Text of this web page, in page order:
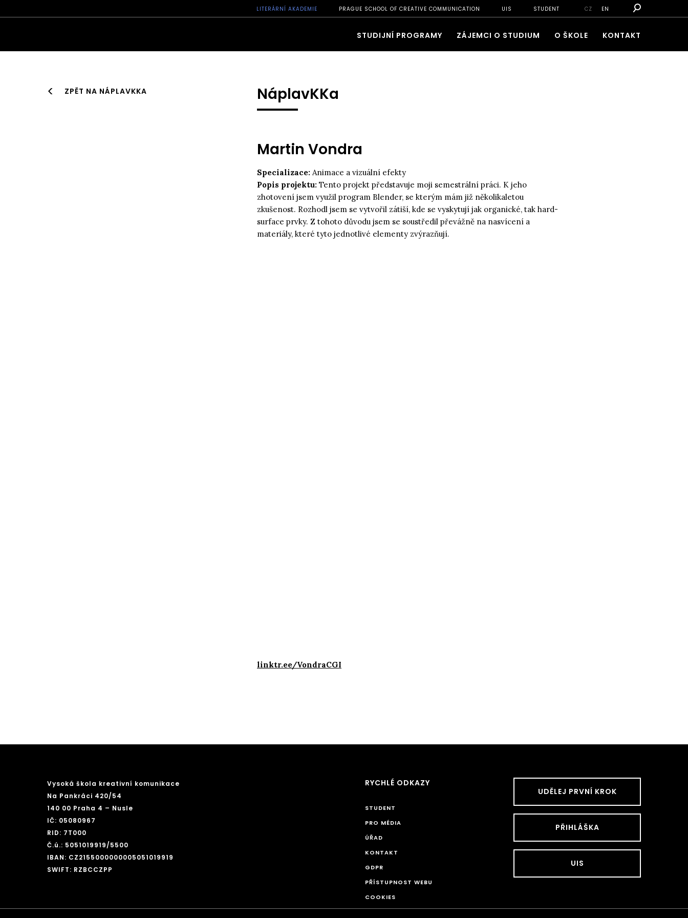
LITERÁRNÍ AKADEMIE PRAGUE SCHOOL OF CREATIVE COMMUNICATION UIS STUDENT CZ EN
STUDIJNÍ PROGRAMY ZÁJEMCI O STUDIUM O ŠKOLE KONTAKT
NáplavKKa
Martin Vondra
Specializace: Animace a vizuální efekty
Popis projektu: Tento projekt představuje moji semestrální práci. K jeho
zhotovení jsem využil program Blender, se kterým mám již několikaletou
zkušenost. Rozhodl jsem se vytvořil zátiší, kde se vyskytují jak organické, tak hard-
surface prvky. Z tohoto důvodu jsem se soustředil převážně na nasvícení a
materiály, které tyto jednotlivé elementy zvýrazňují.
linktr.ee/VondraCGI
ZPĚT NA NÁPLAVKKA
UDĚLEJ PRVNÍ KROK
PŘIHLÁŠKA
UIS
RYCHLÉ ODKAZY
STUDENT
PRO MÉDIA
ÚŘAD
KONTAKT
GDPR
PŘÍSTUPNOST WEBU
COOKIES
Vysoká škola kreativní komunikace
Na Pankráci 420/54
140 00 Praha 4 – Nusle
IČ: 05080967
RID: 7T000
Č.ú.: 5051019919/5500
IBAN: CZ2155000000005051019919
SWIFT: RZBCCZPP